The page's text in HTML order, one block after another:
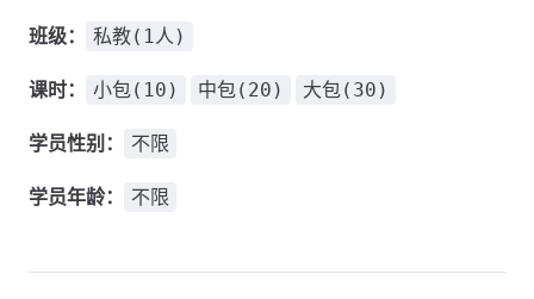
班级： 私教(1人)
课时： 小包(10) 中包(20) 大包(30)
学员性别： 不限
学员年龄： 不限